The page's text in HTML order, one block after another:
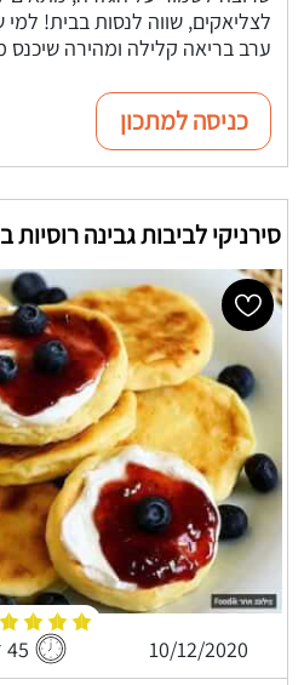
לצליאקים, שווה לנסות בבית!
ערב בריאה קלילה ומהירה שיכנס
כניסה למתכון
סירניקי לביבות גבינה רוסיות
10/12/2020 45 דקות